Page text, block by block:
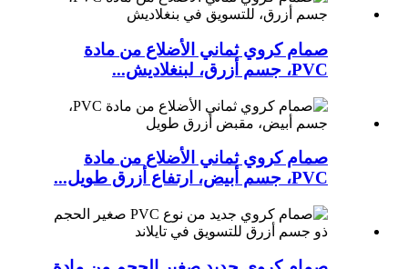
صمام كروي ثماني الأضلاع من مادة
PVC، جسم أزرق، لبنغلاديش...
صمام كروي ثماني الأضلاع من مادة
PVC، جسم أبيض، ارتفاع أزرق طويل...